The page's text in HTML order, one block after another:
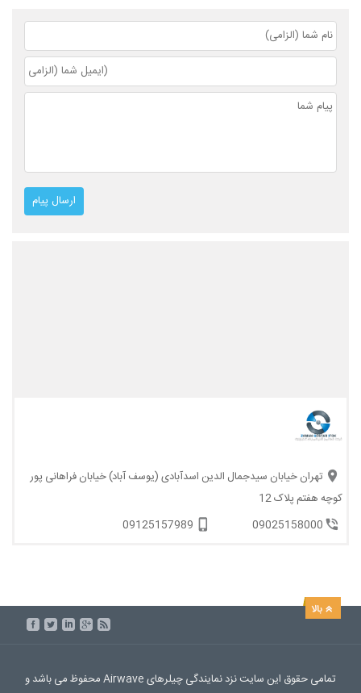
تهران خیابان سیدجمال الدین اسدآبادی (یوسف آباد) خیابان فراهانی پور
کوچه هفتم پلاک 12
09025158000
09125157989
تمامی حقوق این سایت نزد نمایندگی چیلرهای Airwave محفوظ می باشد و